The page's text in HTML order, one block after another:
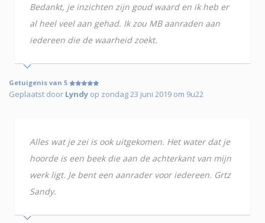
Bedankt, je inzichten zijn goud waard en ik heb er
al heel veel aan gehad. Ik zou MB aanraden aan
iedereen die de waarheid zoekt.
Getuigenis van 5
Geplaatst door Lyndy op zondag 23 juni 2019 om 9u22
Alles wat je zei is ook uitgekomen. Het water dat je
hoorde is een beek die aan de achterkant van mijn
werk ligt. Je bent een aanrader voor iedereen. Grtz
Sandy.